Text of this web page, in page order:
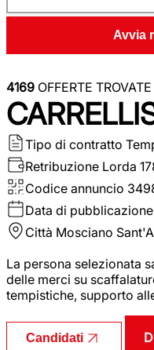
Avvia
4169 OFFERTE TROVATE
Tipo di contratto
Retribuzione Lorda
Codice annuncio
Data di pubblicazione
Città Mosciano
La persona selezionata
delle merci su
tempistiche, supporto
Candidati